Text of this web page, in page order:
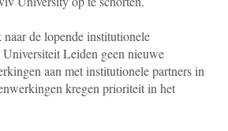
de lopende institutionele
Leiden geen nieuwe
aan met institutionele partners in
kregen prioriteit in het